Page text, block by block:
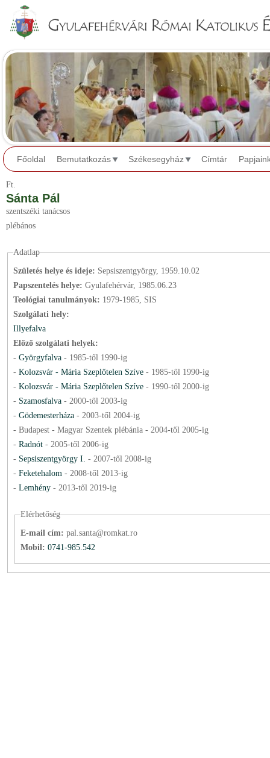
Főoldal Bemutatkozás Székesegyház Címtár
Ft.
Sánta Pál
szentszéki tanácsos
plébános
Adatlap
Születés helye és ideje: Sepsiszentgyörgy, 1959.10.02
Papszentelés helye: Gyulafehérvár, 1985.06.23
Teológiai tanulmányok: 1979-1985, SIS
Szolgálati hely:
Illyefalva
Előző szolgálati helyek:
- Györgyfalva - 1985-től 1990-ig
- Kolozsvár - Mária Szeplőtelen Szíve- 1985-től 1990-ig
- Kolozsvár - Mária Szeplőtelen Szíve- 1990-től 2000-ig
- Szamosfalva - 2000-től 2003-ig
- Gödemesterháza - 2003-től 2004-ig
- Budapest - Magyar Szentek plébánia - 2004-től 2005-ig
- Radnót - 2005-től 2006-ig
- Sepsiszentgyörgy I. - 2007-től 2008-ig
- Feketehalom - 2008-től 2013-ig
- Lemhény - 2013-től 2019-ig
Elérhetőség
E-mail cím: pal.santa@romkat.ro
Mobil: 0741-985.542